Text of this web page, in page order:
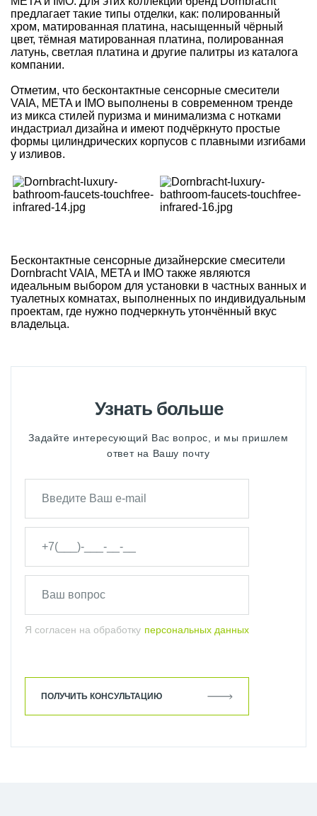
предлагает такие типы отделки, как: полированный
хром, матированная платина, насыщенный чёрный
цвет, тёмная матированная платина, полированная
латунь, светлая платина и другие палитры из каталога
компании.
Отметим, что бесконтактные сенсорные смесители
VAIA, META и IMO выполнены в современном тренде
из микса стилей пуризма и минимализма с нотками
индастриал дизайна и имеют подчёркнуто простые
формы цилиндрических корпусов с плавными изгибами
у изливов.
Бесконтактные сенсорные дизайнерские смесители
Dornbracht VAIA, META и IMO также являются
идеальным выбором для установки в частных ванных и
туалетных комнатах, выполненных по индивидуальным
проектам, где нужно подчеркнуть утончённый вкус
владельца.
Узнать больше
Задайте интересующий Вас вопрос, и мы пришлем
ответ на Вашу почту
Я согласен на обработку персональных данных
ПОЛУЧИТЬ КОНСУЛЬТАЦИЮ